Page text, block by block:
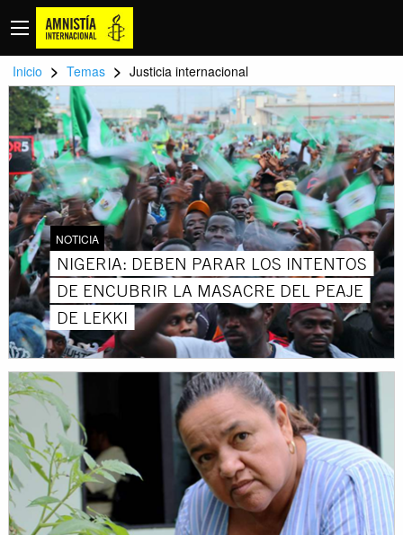
Inicio > Temas > Justicia internacional
NOTICIA
NIGERIA: DEBEN PARAR LOS INTENTOS
DE ENCUBRIR LA MASACRE DEL PEAJE
DE LEKKI